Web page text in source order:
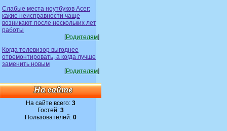
Слабые места ноутбуков Acer:
какие неисправности чаще
возникают после нескольких лет
работы
[Родителям]
Когда телевизор выгоднее
отремонтировать, а когда лучше
заменить новым
[Родителям]
На сайте всего: 3
Гостей: 3
Пользователей: 0